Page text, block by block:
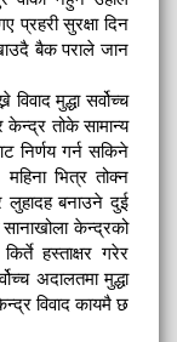
प्रहरी सुरक्षा दिन
बैक पराले जान
मुद्धा सर्वोच्च
केन्द्र तोके सामान्य
निर्णय गर्न सकिने
भित्र तोक्न
लुहादह बनाउने दुई
सानाखोला केन्द्रको
हस्ताक्षर गरेर
अदालतमा मुद्धा
विवाद कायमै छ